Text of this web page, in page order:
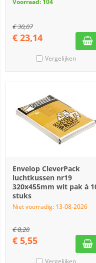
Voorraad: 104
€30,07
€ 23,14
Vergelijken
Envelop CleverPack
luchtkussen nr19
320x455mm wit pak à
stuks
Niet voorradig: 13-08-2026
€8,20
€ 5,55
Vergelijken